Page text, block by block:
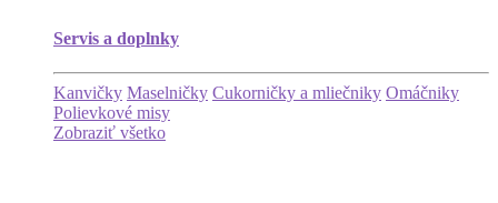
Servis a doplnky
Kanvičky Maselničky Cukorničky a mliečniky Omáčniky
Polievkové misy
Zobraziť všetko